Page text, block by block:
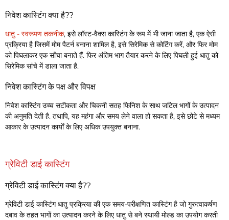
निवेश कास्टिंग क्या है??
धातु - स्वरूपण तकनीक, इसे लॉस्ट-वैक्स कास्टिंग के रूप में भी जाना जाता है, एक ऐसी
प्रक्रिया है जिसमें मोम पैटर्न बनाना शामिल है, इसे सिरेमिक से कोटिंग करें, और फिर मोम
को पिघलाकर एक साँचा बनाते हैं. फिर अंतिम भाग तैयार करने के लिए पिघली हुई धातु को
सिरेमिक सांचे में डाला जाता है.
निवेश कास्टिंग के पक्ष और विपक्ष
निवेश कास्टिंग उच्च सटीकता और चिकनी सतह फिनिश के साथ जटिल भागों के उत्पादन
की अनुमति देती है. तथापि, यह महंगा और समय लेने वाला हो सकता है, इसे छोटे से मध्यम
आकार के उत्पादन कार्यों के लिए अधिक उपयुक्त बनाना.
ग्रेविटी डाई कास्टिंग
ग्रेविटी डाई कास्टिंग क्या है??
ग्रेविटी डाई कास्टिंग धातु प्रक्रिया की एक समय-परीक्षणित कास्टिंग है जो गुरुत्वाकर्षण
दबाव के तहत भागों का उत्पादन करने के लिए धातु से बने स्थायी मोल्ड का उपयोग करती